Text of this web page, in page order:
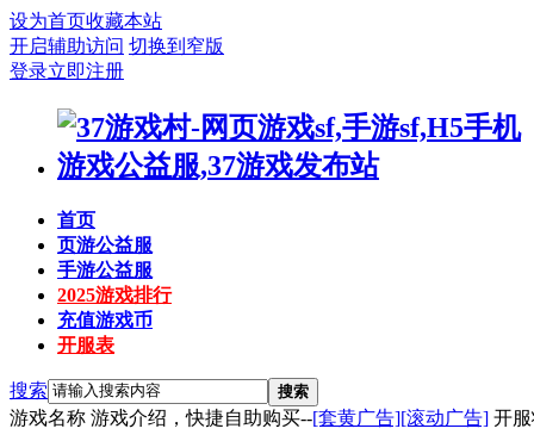
设为首页收藏本站
开启辅助访问 切换到窄版
登录立即注册
首页
页游公益服
手游公益服
2025游戏排行
充值游戏币
开服表
搜索 搜索
游戏名称 游戏介绍，快捷自助购买--[套黄广告][滚动广告] 开